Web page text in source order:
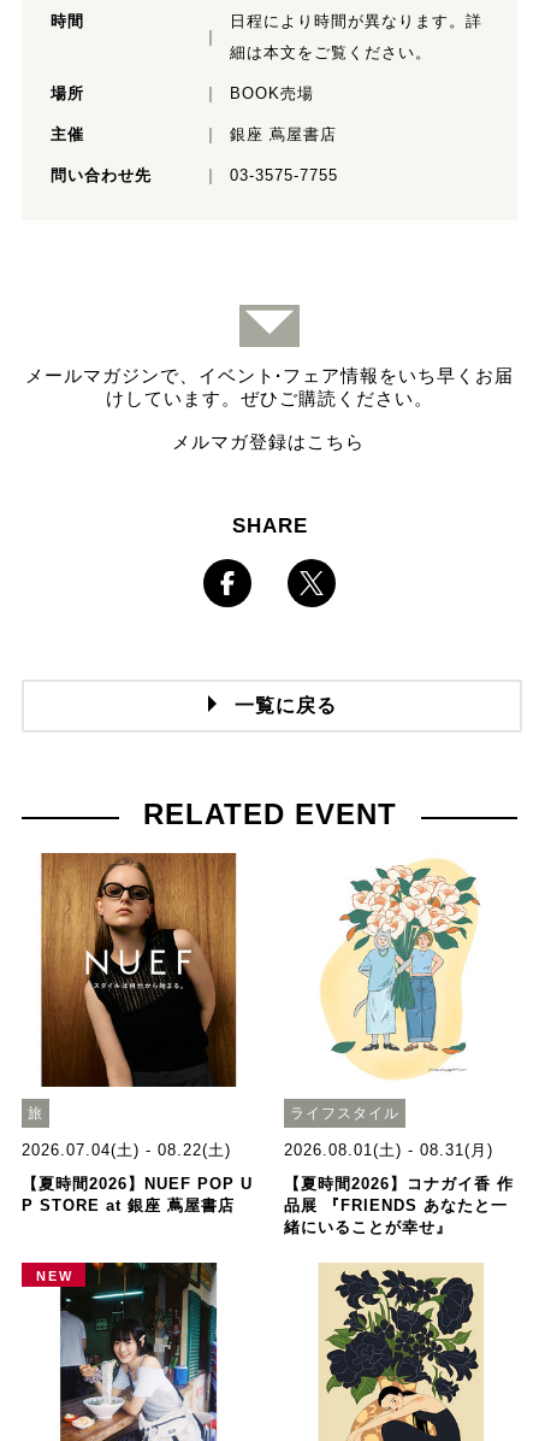
時間
日程により時間が異なります。詳
細は本文をご覧ください。
場所 BOOK売場
主催 銀座 蔦屋書店
問い合わせ先 03-3575-7755
メールマガジンで、イベント ·フェア情報をいち早くお届
けしています。ぜひご購読ください。
メルマガ登録はこちら
SHARE
一覧に戻る
RELATED EVENT
旅
2026.07.04(土) - 08.22(土)
【夏時間2026】NUEF POP U
P STORE at 銀座 蔦屋書店
ライフスタイル
2026.08.01(土) - 08.31(月)
【夏時間2026】コナガイ香 作
品展 『FRIENDS あなたと一
緒にいることが幸せ』
NEW